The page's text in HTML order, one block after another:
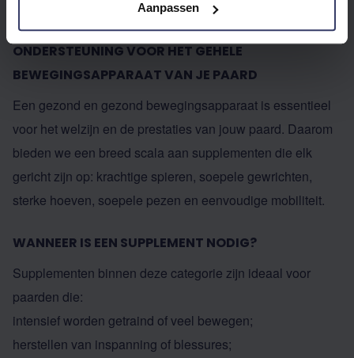
Aanpassen
ONDERSTEUNING VOOR HET GEHELE
BEWEGINGSAPPARAAT VAN JE PAARD
Een gezond en gezond bewegingsapparaat is essentieel
voor het welzijn en de prestaties van jouw paard. Daarom
bieden we een breed scala aan supplementen die elk
gericht zijn op: krachtige spieren, soepele gewrichten,
sterke hoeven, soepele pezen en eenvoudige mobiliteit.
WANNEER IS EEN SUPPLEMENT NODIG?
Supplementen binnen deze categorie zijn ideaal voor
paarden die:
intensief worden getraind of veel bewegen;
herstellen van inspanning of blessures;